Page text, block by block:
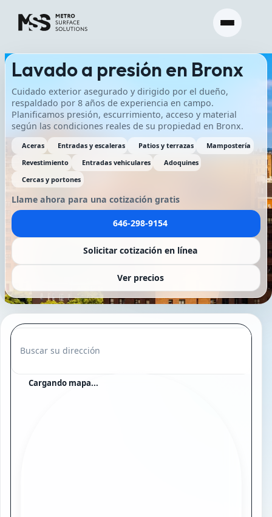
Lavado a presión en Bronx
Cuidado exterior asegurado y dirigido por el dueño,
respaldado por 8 años de experiencia en campo.
Planificamos presión, escurrimiento, acceso y material
según las condiciones reales de su propiedad en Bronx.
Aceras Entradas y escaleras Patios y terrazas
Mampostería
Revestimiento
Entradas vehiculares
Adoquines
Cercas y portones
Llame ahora para una cotización gratis
646-298-9154
Solicitar cotización en línea
Ver precios
Buscar su dirección
Cargando mapa...